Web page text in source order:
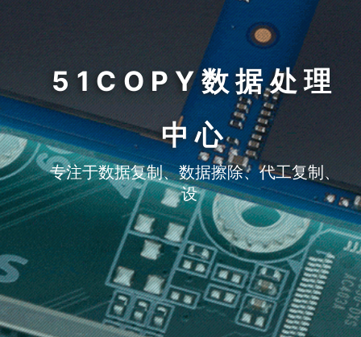
51COPY数据处理
中心
专注于数据复制、数据擦除、代工复制、
设备